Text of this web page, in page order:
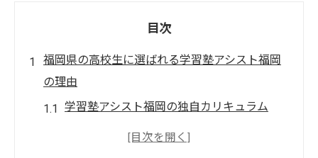
目次
福岡県の高校生に選ばれる学習塾アシスト福岡
の理由
学習塾アシスト福岡の独自カリキュラム
福岡県内での信頼と実績